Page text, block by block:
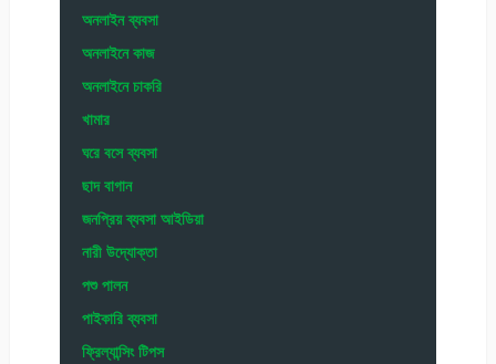
অনলাইন ব্যবসা
অনলাইনে কাজ
অনলাইনে চাকরি
খামার
ঘরে বসে ব্যবসা
ছাদ বাগান
জনপ্রিয় ব্যবসা আইডিয়া
নারী উদ্যোক্তা
পশু পালন
পাইকারি ব্যবসা
ফ্রিল্যান্সিং টিপস